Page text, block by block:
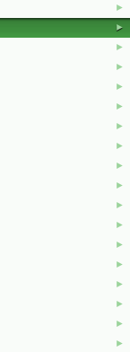
►
►
►
►
►
►
►
►
►
►
►
►
►
►
►
►
►
►